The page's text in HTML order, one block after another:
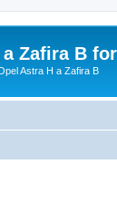
Zafira B
Astra H a Zafira B